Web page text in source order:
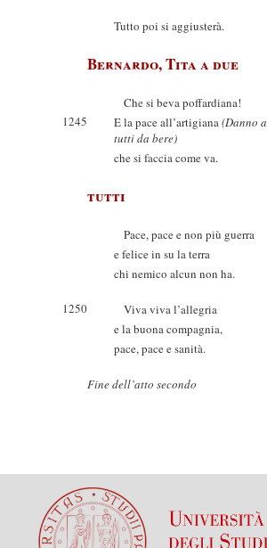
Tutto poi si aggiusterà.
Bernardo, Tita a due
Che si beva poffardiana!
1245
E la pace all’artigiana(Danno a
tutti da bere)
che si faccia come va.
tutti
Pace, pace e non più guerra
e felice in su la terra
chi nemico alcun non ha.
1250
Viva viva l’allegria
e la buona compagnia,
pace, pace e sanità.
Fine dell’atto secondo